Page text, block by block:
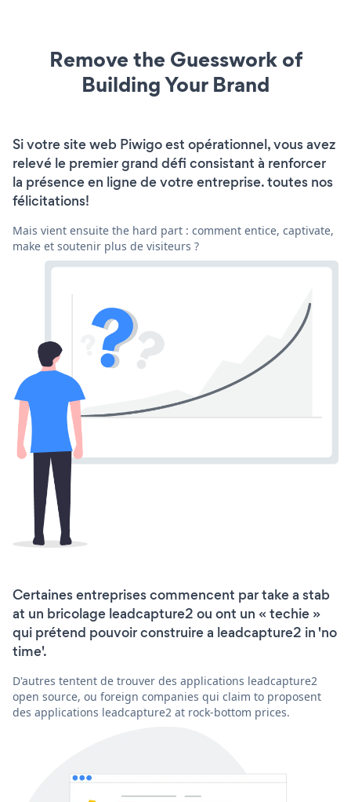
Remove the Guesswork of
Building Your Brand
Si votre site web Piwigo est opérationnel, vous avez
relevé le premier grand défi consistant à renforcer
la présence en ligne de votre entreprise. toutes nos
félicitations!
Mais vient ensuite the hard part : comment entice, captivate,
make et soutenir plus de visiteurs ?
Certaines entreprises commencent par take a stab
at un bricolage leadcapture2 ou ont un « techie »
qui prétend pouvoir construire a leadcapture2 in 'no
time'.
D'autres tentent de trouver des applications leadcapture2
open source, ou foreign companies qui claim to proposent
des applications leadcapture2 at rock-bottom prices.